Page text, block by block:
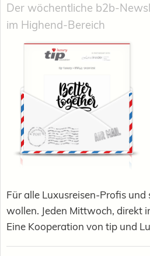
Der wöchentliche b2b-
im Highend-Bereich
Für alle Luxusreisen-Profis und
wollen. Jeden Mittwoch, direkt
Eine Kooperation von tip und